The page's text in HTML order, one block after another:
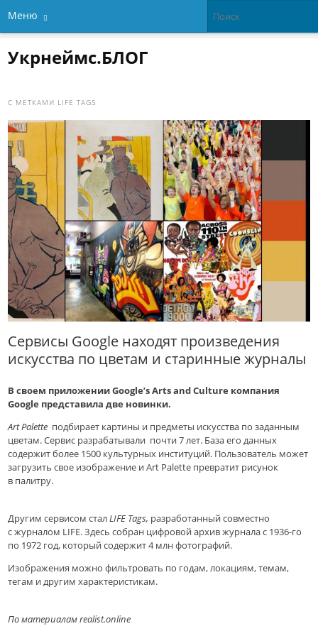
Меню
Укрнеймс.БЛОГ
С МЕТКАМИ LIFE TAGS
Сервисы Google находят произведения
искусства по цветам и старинные журналы
В своем приложении Google’s Arts and Culture компания
Google представила две новинки.
Art Palette подбирает картины и предметы искусства по заданным
цветам. Сервис разрабатывали почти 7 лет. База его данных
содержит более 1500 культурных институций. Пользователь может
загрузить свое изображение и Art Palette превратит рисунок
в палитру.
Другим сервисом сталLIFE Tags, разработанный совместно
с журналом LIFE. Здесь собран цифровой архив журнала с 1936-го
по 1972 год, который содержит 4 млн фотографий.
Изображения можно фильтровать по годам, локациям, темам,
тегам и другим характеристикам.
По материалам realist.оnline